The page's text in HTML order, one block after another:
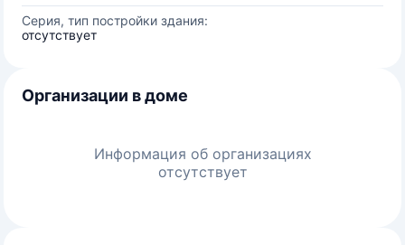
Серия, тип постройки здания:
отсутствует
Организации в доме
Информация об организациях
отсутствует